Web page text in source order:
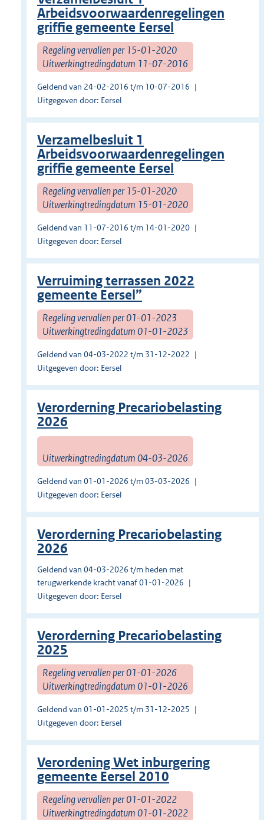
Arbeidsvoorwaardenregelingen
griffie gemeente Eersel
Regeling vervallen per 15-01-2020
Uitwerkingtredingdatum 11-07-2016
Geldend van 24-02-2016 t/m 10-07-2016
Uitgegeven door: Eersel
Verzamelbesluit 1
Arbeidsvoorwaardenregelingen
griffie gemeente Eersel
Regeling vervallen per 15-01-2020
Uitwerkingtredingdatum 15-01-2020
Geldend van 11-07-2016 t/m 14-01-2020
Uitgegeven door: Eersel
Verruiming terrassen 2022
gemeente Eersel”
Regeling vervallen per 01-01-2023
Uitwerkingtredingdatum 01-01-2023
Geldend van 04-03-2022 t/m 31-12-2022
Uitgegeven door: Eersel
Verorderning Precariobelasting
2026
Uitwerkingtredingdatum 04-03-2026
Geldend van 01-01-2026 t/m 03-03-2026
Uitgegeven door: Eersel
Verorderning Precariobelasting
2026
Geldend van 04-03-2026 t/m heden met
terugwerkende kracht vanaf 01-01-2026
Uitgegeven door: Eersel
Verorderning Precariobelasting
2025
Regeling vervallen per 01-01-2026
Uitwerkingtredingdatum 01-01-2026
Geldend van 01-01-2025 t/m 31-12-2025
Uitgegeven door: Eersel
Verordening Wet inburgering
gemeente Eersel 2010
Regeling vervallen per 01-01-2022
Uitwerkingtredingdatum 01-01-2022